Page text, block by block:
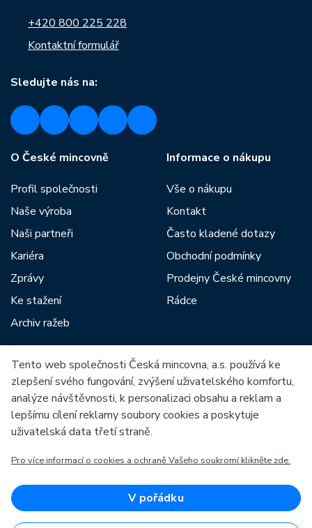
+420 800 225 228
Kontaktní formulář
Sledujte nás na:
O České mincovně
Profil společnosti
Naše výroba
Naši partneři
Kariéra
Zprávy
Ke stažení
Archiv ražeb
Informace o nákupu
Vše o nákupu
Kontakt
Často kladené dotazy
Obchodní podmínky
Prodejny České mincovny
Rádce
Mezi naše partnery patří:
Evropská unie
OP Podnikání a inovace pro konkurenceschopnost
Evropský fond pro regionální rozvoj
Tento web společnosti Česká mincovna, a.s. používá ke
zlepšení svého fungování, zvýšení uživatelského komfortu,
analýze návštěvnosti, k personalizaci obsahu a reklam a
lepšímu cílení reklamy soubory cookies a poskytuje
uživatelská data třetí straně.
Pro více informací o cookies a ochraně Vašeho soukromí klikněte zde.
V pořádku